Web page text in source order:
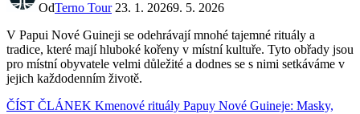
OdTerno Tour 23. 1. 20269. 5. 2026
V Papui Nové Guineji se odehrávají mnohé tajemné rituály a
tradice, které mají hluboké kořeny v místní kultuře. Tyto obřady jsou
pro místní obyvatele velmi důležité a dodnes se s nimi setkáváme v
jejich každodenním životě.
ČÍST ČLÁNEK Kmenové rituály Papuy Nové Guineje: Masky,